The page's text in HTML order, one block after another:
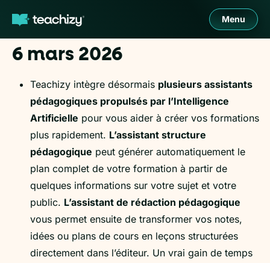
Menu
6 mars 2026
Teachizy intègre désormais plusieurs assistants
pédagogiques propulsés par l’Intelligence
Artificielle pour vous aider à créer vos formations
plus rapidement. L’assistant structure
pédagogique peut générer automatiquement le
plan complet de votre formation à partir de
quelques informations sur votre sujet et votre
public. L’assistant de rédaction pédagogique
vous permet ensuite de transformer vos notes,
idées ou plans de cours en leçons structurées
directement dans l’éditeur. Un vrai gain de temps